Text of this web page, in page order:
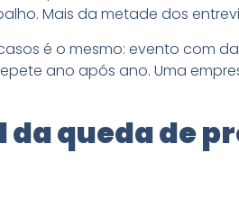
Mais da metade dos
é o mesmo: evento com
ano após ano. Uma
da queda de